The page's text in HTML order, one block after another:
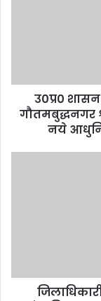
उ0प्र0
गौतमबुद्धनगर
नये